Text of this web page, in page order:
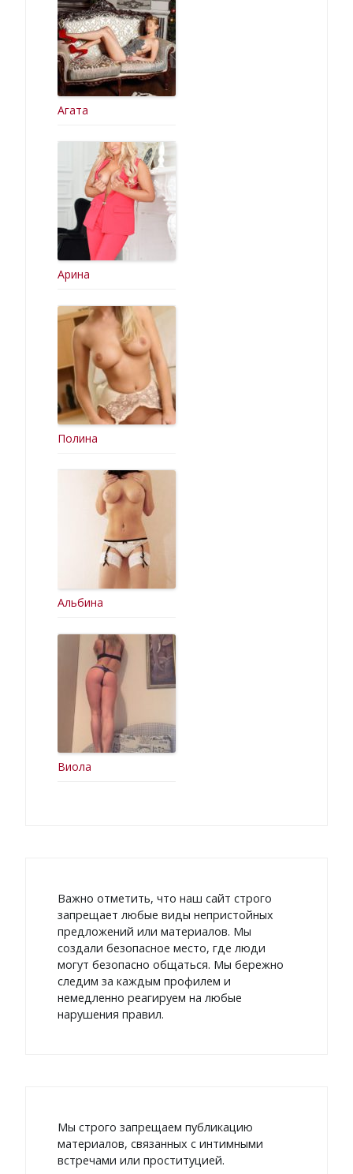
Агата
Арина
Полина
Альбина
Виола
Важно отметить, что наш сайт строго
запрещает любые виды непристойных
предложений или материалов. Мы
создали безопасное место, где люди
могут безопасно общаться. Мы бережно
следим за каждым профилем и
немедленно реагируем на любые
нарушения правил.
Мы строго запрещаем публикацию
материалов, связанных с интимными
встречами или проституцией.